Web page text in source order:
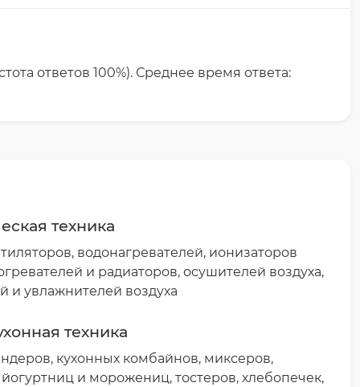
ответов 100%). Среднее время ответа:
техника
водонагревателей, ионизаторов
и радиаторов, осушителей воздуха,
и увлажнителей воздуха
техника
кухонных комбайнов, миксеров,
и морожениц, тостеров, хлебопечек,